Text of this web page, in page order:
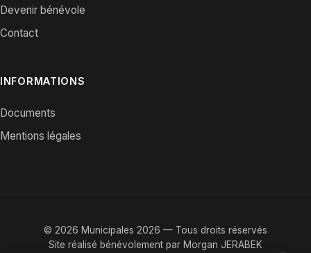
Devenir bénévole
Contact
INFORMATIONS
Documents
Mentions légales
© 2026 Municipales 2026 — Tous droits réservés
Site réalisé bénévolement par Morgan JERABEK